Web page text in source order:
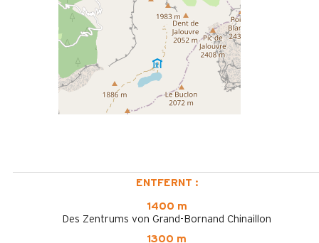
ENTFERNT :
1400 m
Des Zentrums von Grand-Bornand Chinaillon
1300 m